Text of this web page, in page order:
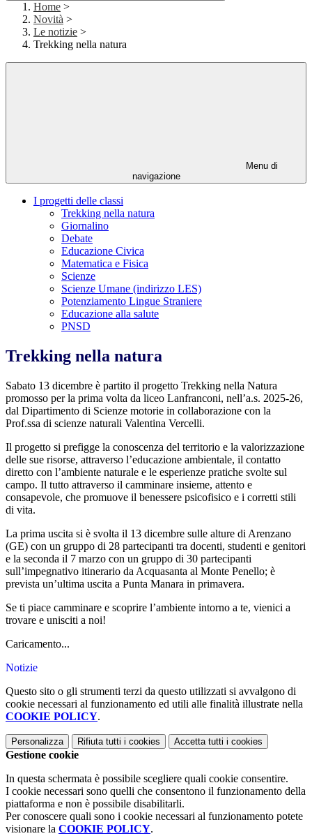
Home >
Novità >
Le notizie >
Trekking nella natura
Menu di
navigazione
I progetti delle classi
Trekking nella natura
Giornalino
Debate
Educazione Civica
Matematica e Fisica
Scienze
Scienze Umane (indirizzo LES)
Potenziamento Lingue Straniere
Educazione alla salute
PNSD
Trekking nella natura
Sabato 13 dicembre è partito il progetto Trekking nella Natura
promosso per la prima volta da liceo Lanfranconi, nell’a.s. 2025-26,
dal Dipartimento di Scienze motorie in collaborazione con la
Prof.ssa di scienze naturali Valentina Vercelli.
Il progetto si prefigge la conoscenza del territorio e la valorizzazione
delle sue risorse, attraverso l’educazione ambientale, il contatto
diretto con l’ambiente naturale e le esperienze pratiche svolte sul
campo. Il tutto attraverso il camminare insieme, attento e
consapevole, che promuove il benessere psicofisico e i corretti stili
di vita.
La prima uscita si è svolta il 13 dicembre sulle alture di Arenzano
(GE) con un gruppo di 28 partecipanti tra docenti, studenti e genitori
e la seconda il 7 marzo con un gruppo di 30 partecipanti
sull’impegnativo itinerario da Acquasanta al Monte Penello; è
prevista un’ultima uscita a Punta Manara in primavera.
Se ti piace camminare e scoprire l’ambiente intorno a te, vienici a
trovare e unisciti a noi!
Caricamento...
Notizie
Questo sito o gli strumenti terzi da questo utilizzati si avvalgono di
cookie necessari al funzionamento ed utili alle finalità illustrate nella
COOKIE POLICY.
Personalizza Rifiuta tutti i cookies Accetta tutti i cookies
Gestione cookie
In questa schermata è possibile scegliere quali cookie consentire.
I cookie necessari sono quelli che consentono il funzionamento della
piattaforma e non è possibile disabilitarli.
Per conoscere quali sono i cookie necessari al funzionamento potete
visionare la COOKIE POLICY.